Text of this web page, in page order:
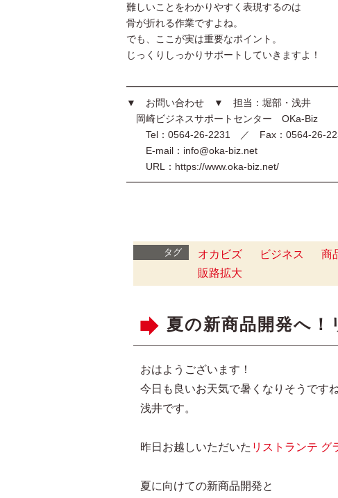
難しいことをわかりやすく表現するのは
骨が折れる作業ですよね。
でも、ここが実は重要なポイント。
じっくりしっかりサポートしていきますよ！
▼ お問い合わせ ▼ 担当：堀部・浅井
岡崎ビジネスサポートセンター OKa-Biz
Tel：0564-26-2231 ／ Fax：0564-26-
E-mail：info@oka-biz.net
URL：https://www.oka-biz.net/
タグ オカビズ ビジネス 商
販路拡大
夏の新商品開発へ
おはようございます！
今日も良いお天気で暑くなりそうですね
浅井です。
昨日お越しいただいた リストランテ グ
夏に向けての新商品開発と